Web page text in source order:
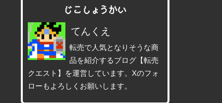
じこしょうかい
てんくえ
転売で人気となりそうな商
品を紹介するブログ【転売
クエスト】を運営しています。Xのフォ
ローもよろしくお願いします。